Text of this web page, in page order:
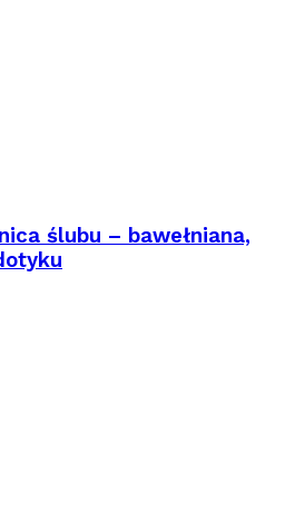
ślubu – bawełniana,